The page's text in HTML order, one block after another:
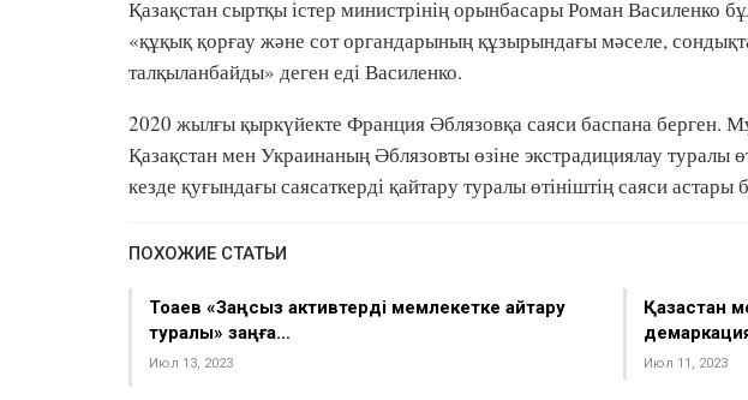
Қазақстан сыртқы істер министрінің орынбасары Роман Василенко
«құқық қорғау және сот органдарының құзырындағы мәселе,
талқыланбайды» деген еді Василенко.
2020 жылғы қыркүйекте Франция Әблязовқа саяси баспана берген.
Қазақстан мен Украинаның Әблязовты өзіне экстрадициялау туралы
кезде қуғындағы саясаткерді қайтару туралы өтініштің саяси
ПОХОЖИЕ СТАТЬИ
Тоқаев «Заңсыз активтерді мемлекетке қайтару
туралы» заңға…
Июл 13, 2023
Қазақстан
Июл 11, 2023